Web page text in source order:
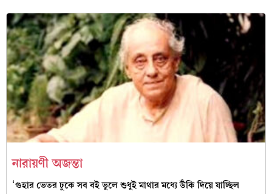
নারায়ণী অজন্তা
‘গুহার ভেতর ঢুকে সব বই ভুলে শুধুই মাথার মধ্যে উঁকি দিয়ে যাচ্ছিল